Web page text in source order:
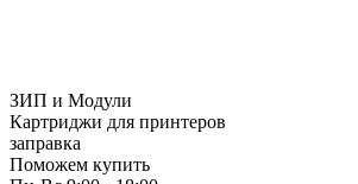
ЗИП и Модули
Картриджи для принтеров
заправка
Поможем купить